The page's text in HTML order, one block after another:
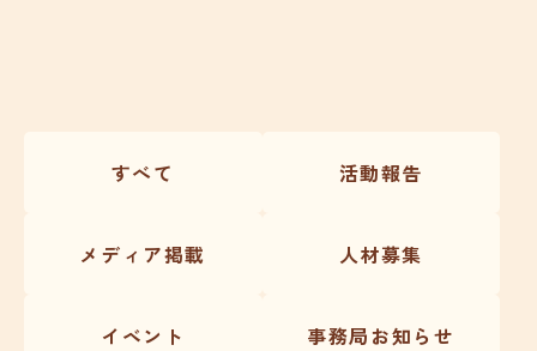
すべて 活動報告
メディア掲載 人材募集
イベント 事務局お知らせ